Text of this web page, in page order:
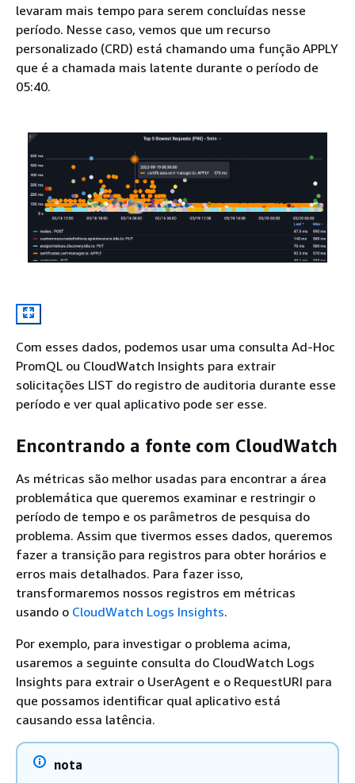
levaram mais tempo para serem concluídas nesse
período. Nesse caso, vemos que um recurso
personalizado (CRD) está chamando uma função APPLY
que é a chamada mais latente durante o período de
05:40.
Com esses dados, podemos usar uma consulta Ad-Hoc
PromQL ou CloudWatch Insights para extrair
solicitações LIST do registro de auditoria durante esse
período e ver qual aplicativo pode ser esse.
Encontrando a fonte com CloudWatch
As métricas são melhor usadas para encontrar a área
problemática que queremos examinar e restringir o
período de tempo e os parâmetros de pesquisa do
problema. Assim que tivermos esses dados, queremos
fazer a transição para registros para obter horários e
erros mais detalhados. Para fazer isso,
transformaremos nossos registros em métricas
usando o CloudWatch Logs Insights.
Por exemplo, para investigar o problema acima,
usaremos a seguinte consulta do CloudWatch Logs
Insights para extrair o UserAgent e o RequestURI para
que possamos identificar qual aplicativo está
causando essa latência.
nota